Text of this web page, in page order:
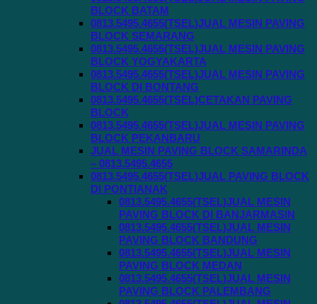
BLOCK BATAM
0813.5495.4655(TSEL)JUAL MESIN PAVING
BLOCK SEMARANG
0813.5495.4655(TSEL)JUAL MESIN PAVING
BLOCK YOGYAKARTA
0813.5495.4655(TSEL)JUAL MESIN PAVING
BLOCK DI BONTANG
0813.5495.4655(TSEL)CETAKAN PAVING
BLOCK
0813.5495.4655(TSEL)JUAL MESIN PAVING
BLOCK PEKANBARU
JUAL MESIN PAVING BLOCK SAMARINDA
– 0813.5495.4655
0813.5495.4655(TSEL)JUAL PAVING BLOCK
DI PONTIANAK
0813.5495.4655(TSEL)JUAL MESIN
PAVING BLOCK DI BANJARMASIN
0813.5495.4655(TSEL)JUAL MESIN
PAVING BLOCK BANDUNG
0813.5495.4655(TSEL)JUAL MESIN
PAVING BLOCK MEDAN
0813.5495.4655(TSEL)JUAL MESIN
PAVING BLOCK PALEMBANG